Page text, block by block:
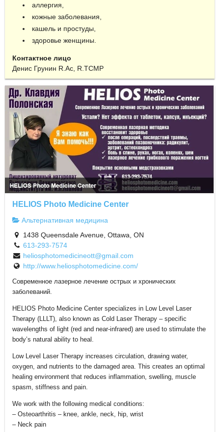
аллергия,
кожные заболевания,
кашель и простуды,
здоровье женщины.
Контактное лицо
Денис Грунин R.Ac, R.TCMP
HELIOS Photo Medicine Center
Альтернативная медицина
1438 Queensdale Avenue, Ottawa, ON
613-293-7574
heliosphotomedicineott@gmail.com
http://www.heliosphotomedicine.com/
Современное лазерное лечение острых и хронических
заболеваний.
HELIOS Photo Medicine Center specializes in Low Level Laser
Therapy (LLLT), also known as Cold Laser Therapy – specific
wavelengths of light (red and near-infrared) are used to stimulate the
body’s natural ability to heal.
Low Level Laser Therapy increases circulation, drawing water,
oxygen, and nutrients to the damaged area. This creates an optimal
healing environment that reduces inflammation, swelling, muscle
spasm, stiffness and pain.
We work with the following medical conditions:
– Osteoarthritis – knee, ankle, neck, hip, wrist
– Neck pain